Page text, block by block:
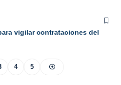
vigilar contrataciones del
4 5